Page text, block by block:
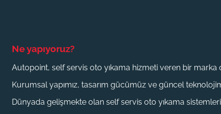
Ne yapıyoruz?
Autopoint, self servis oto yıkama hizmeti veren bir
Kurumsal yapımız, tasarım gücümüz ve güncel
Dünyada gelişmekte olan self servis oto yıkama